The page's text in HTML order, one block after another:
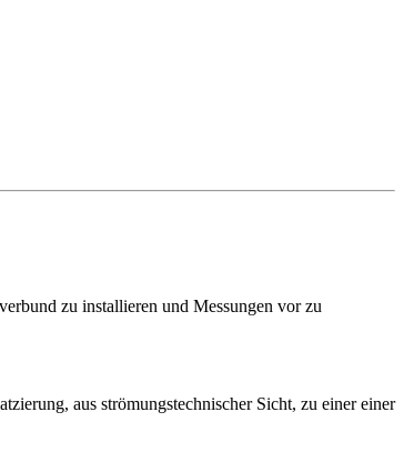
zu installieren und Messungen vor zu
aus strömungstechnischer Sicht, zu einer einer